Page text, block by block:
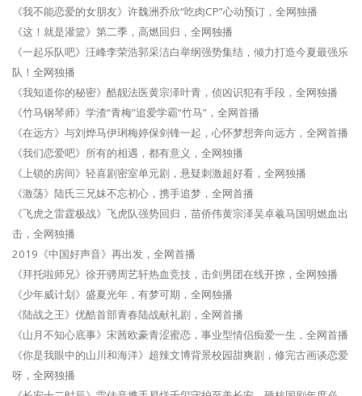
《我不能恋爱的女朋友》许魏洲乔欣“吃肉CP”心动预订，全网独播
《这！就是灌篮》第二季，高燃回归，全网独播
《一起乐队吧》汪峰李荣浩郭采洁白举纲强势集结，倾力打造今夏最强乐
队！全网独播
《我知道你的秘密》酷靓法医黄宗泽叶青，侦凶识犯有手段，全网独播
《竹马钢琴师》学渣“青梅”追爱学霸“竹马”，全网首播
《在远方》与刘烨马伊琍梅婷保剑锋一起，心怀梦想奔向远方，全网首播
《我们恋爱吧》所有的相遇，都有意义，全网独播
《上锁的房间》轻喜剧密室单元剧，悬疑刺激超好看，全网独播
《激荡》陆氏三兄妹不忘初心，携手追梦，全网首播
《飞虎之雷霆极战》飞虎队强势回归，苗侨伟黄宗泽吴卓羲马国明燃血出
击，全网独播
2019《中国好声音》再出发，全网首播
《拜托啦师兄》徐开骋周艺轩热血竞技，击剑男团在线开撩，全网独播
《少年威计划》盛夏光年，有梦可期，全网独播
《陆战之王》优酷首部青春陆战献礼剧，全网首播
《山月不知心底事》宋茜欧豪青涩蜜恋，事业型情侣痴爱一生，全网首播
《你是我眼中的山川和海洋》超辣文博背景校园甜爽剧，修完古画谈恋爱
呀，全网独播